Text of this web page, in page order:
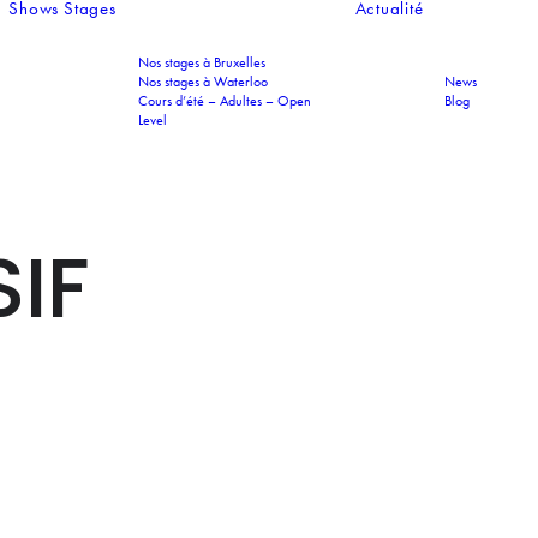
Shows Stages
Nos stages à Bruxelles
Nos stages à Waterloo
Cours d’été – Adultes – Open
Level
Actualité
News
Blog